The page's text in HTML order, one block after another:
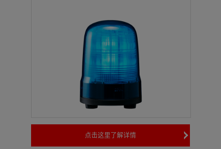
点击这里了解详情